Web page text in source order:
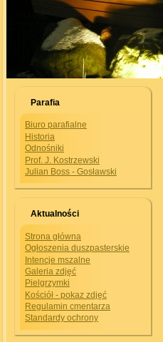
Parafia
Biuro parafialne
Historia
Odnośniki
Prof. J. Kostrzewski
Julian Boss - Gosławski
Aktualności
Strona główna
Ogłoszenia duszpasterskie
Intencje mszalne
Galeria zdjęć
Pielgrzymki
Kościół - pokaz zdjęć
Regulamin cmentarza
Standardy ochrony